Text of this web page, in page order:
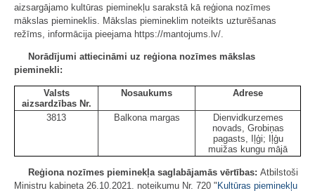
aizsargājamo kultūras pieminekļu sarakstā kā reģiona nozīmes
mākslas piemineklis. Mākslas piemineklim noteikts uzturēšanas
režīms, informācija pieejama https://mantojums.lv/.
Norādījumi attiecināmi uz reģiona nozīmes mākslas
pieminekli:
Valsts
aizsardzības Nr.
Nosaukums Adrese
3813 Balkona margas
Dienvidkurzemes
novads, Grobiņas
pagasts, Iļģi; Iļģu
muižas kungu mājā
Reģiona nozīmes pieminekļa saglabājamās vērtības: Atbilstoši
Ministru kabineta 26.10.2021. noteikumu Nr. 720 " Kultūras pieminekļu